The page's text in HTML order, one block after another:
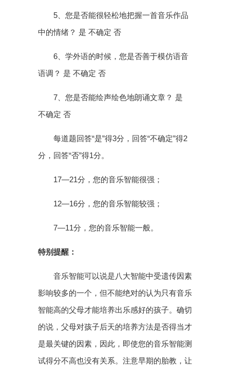
5、您是否能很轻松地把握一首音乐作品
中的情绪？ 是 不确定 否
6、学外语的时候，您是否善于模仿语音
语调？ 是 不确定 否
7、您是否能绘声绘色地朗诵文章？ 是
不确定 否
每道题回答“是”得3分，回答“不确定”得2
分，回答“否”得1分。
17—21分，您的音乐智能很强；
12—16分，您的音乐智能较强；
7—11分，您的音乐智能一般。
特别提醒：
音乐智能可以说是八大智能中受遗传因素
影响较多的一个，但不能绝对的认为只有音乐
智能高的父母才能培养出乐感好的孩子。确切
的说，父母对孩子后天的培养方法是否得当才
是最关键的因素，因此，即使您的音乐智能测
试得分不高也没有关系。注意早期的胎教，让